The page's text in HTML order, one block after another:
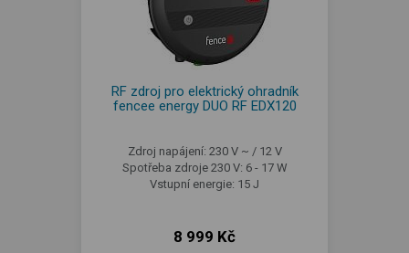
RF zdroj pro elektrický ohradník
fencee energy DUO RF EDX120
Zdroj napájení: 230 V ~ / 12 V
Spotřeba zdroje 230 V: 6 - 17 W
Vstupní energie: 15 J
8 999 Kč